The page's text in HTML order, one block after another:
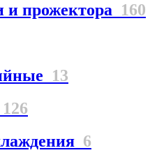
и прожектора 160
13
126
6